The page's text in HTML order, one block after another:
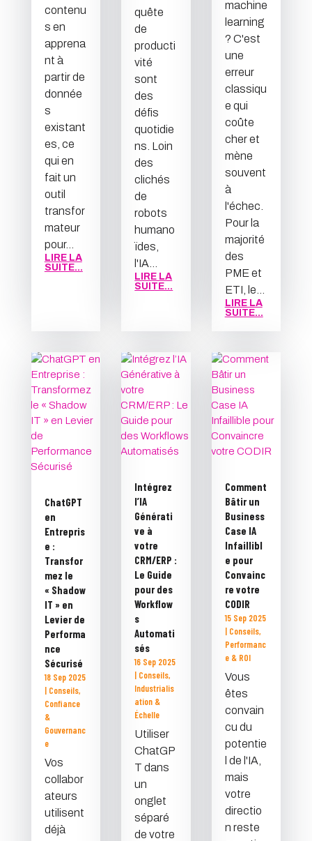
contenu
s en
apprena
nt à
partir de
donnée
s
existant
es, ce
qui en
fait un
outil
transfor
mateur
pour...
LIRE LA
SUITE...
quête
de
producti
vité
sont
des
défis
quotidie
ns. Loin
des
clichés
de
robots
humano
ïdes,
l'IA...
LIRE LA
SUITE...
machine
learning
? C'est
une
erreur
classiqu
e qui
coûte
cher et
mène
souvent
à
l'échec.
Pour la
majorité
des
PME et
ETI, le...
LIRE LA
SUITE...
ChatGPT
en
Entrepris
e :
Transfor
mez le
« Shadow
IT » en
Levier de
Performa
nce
Sécurisé
18 Sep 2025
| Conseils,
Confiance
&
Gouvernanc
e
Vos
collabor
ateurs
utilisent
déjà
Intégrez
l’IA
Générati
ve à
votre
CRM/ERP :
Le Guide
pour des
Workflow
s
Automati
sés
16 Sep 2025
| Conseils,
Industrialis
ation &
Échelle
Utiliser
ChatGP
T dans
un
onglet
séparé
de votre
Comment
Bâtir un
Business
Case IA
Infaillibl
e pour
Convainc
re votre
CODIR
15 Sep 2025
| Conseils,
Performanc
e & ROI
Vous
êtes
convain
cu du
potentie
l de l'IA,
mais
votre
directio
n reste